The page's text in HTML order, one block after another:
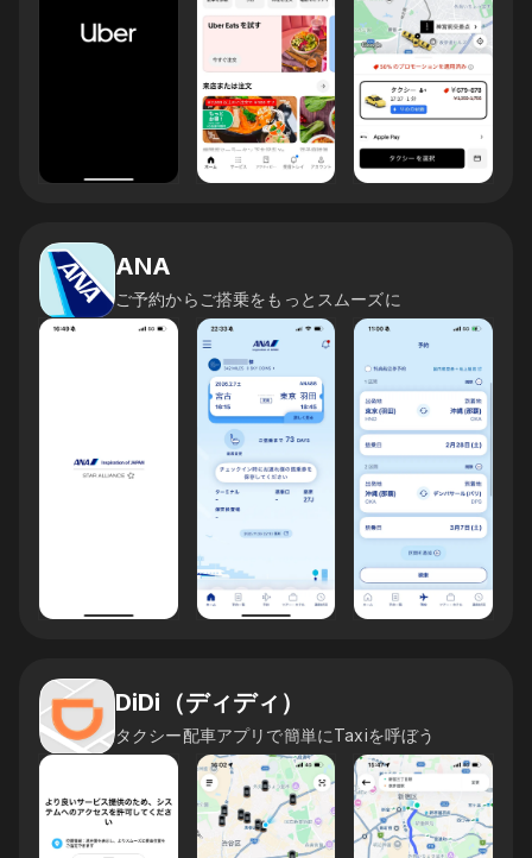
ANA
ご予約からご搭乗をもっとスムーズに
DiDi（ディディ）
タクシー配車アプリで簡単にTaxiを呼ぼう